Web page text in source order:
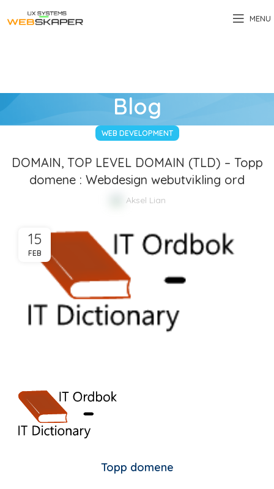
MENU
Blog
WEB DEVELOPMENT
DOMAIN, TOP LEVEL DOMAIN (TLD) – Topp
domene : Webdesign webutvikling ord
Aksel Lian
15
FEB
Topp domene